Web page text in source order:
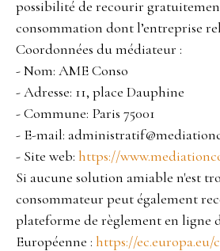
possibilité de recourir
consommation dont l’entreprise
Coordonnées du médiateur :
- Nom: AME Conso
- Adresse: 11, place Dauphine
- Commune: Paris 75001
- E-mail:
- Site web: https://
Si aucune solution amiable n'est
consommateur peut également
plateforme de règlement en ligne
Européenne : https://ec.europa.eu/